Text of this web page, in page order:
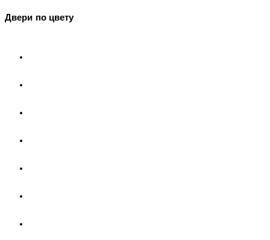
Двери по цвету